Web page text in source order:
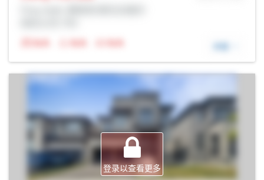
N/A
N/A N/A 详细
登录以查看更多